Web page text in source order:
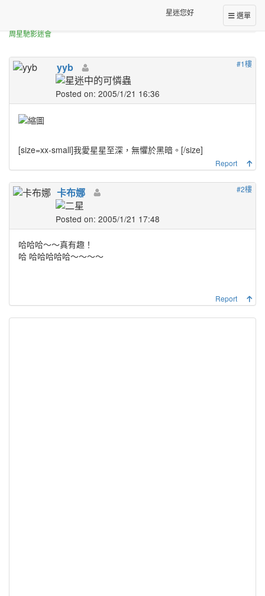
選單
星迷您好
周星馳影迷會
#1樓
yyb
Posted on: 2005/1/21 16:36
[size=xx-small]我愛星星至深，無懼於黑暗。 [/size]
Report
#2樓
卡布娜
Posted on: 2005/1/21 17:48
哈哈哈～～真有趣！
哈 哈哈哈哈哈～～～～
Report